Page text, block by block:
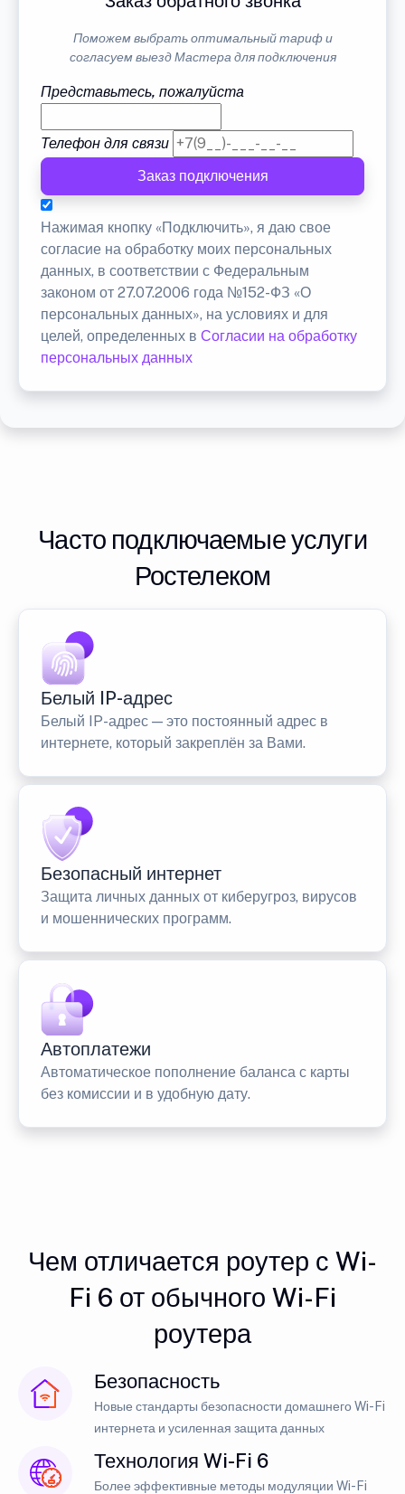
Поможем выбрать оптимальный тариф и
согласуем выезд Мастера для подключения
Представьтесь, пожалуйста
Телефон для связи
Заказ подключения
Нажимая кнопку «Подключить», я даю свое
согласие на обработку моих персональных
данных, в соответствии с Федеральным
законом от 27.07.2006 года №152-ФЗ «О
персональных данных», на условиях и для
целей, определенных в Согласии на обработку
персональных данных
Часто подключаемые услуги
Ростелеком
Белый IP-адрес
Белый IP-адрес — это постоянный адрес в
интернете, который закреплён за Вами.
Безопасный интернет
Защита личных данных от киберугроз, вирусов
и мошеннических программ.
Автоплатежи
Автоматическое пополнение баланса с карты
без комиссии и в удобную дату.
Чем отличается роутер с Wi-
Fi 6 от обычного Wi-Fi
роутера
Безопасность
Новые стандарты безопасности домашнего Wi-Fi
интернета и усиленная защита данных
Технология Wi-Fi 6
Более эффективные методы модуляции Wi-Fi